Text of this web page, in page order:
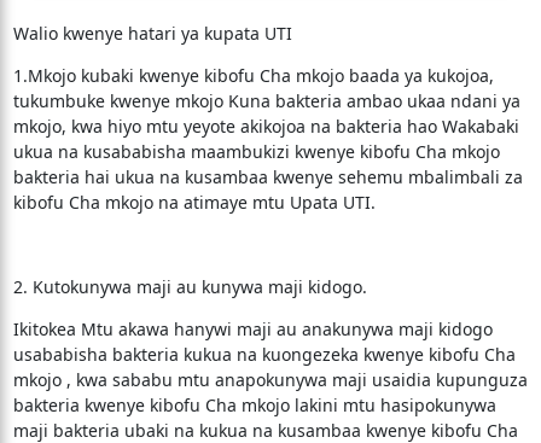
Walio kwenye hatari ya kupata UTI
1.Mkojo kubaki kwenye kibofu Cha mkojo baada ya kukojoa,
tukumbuke kwenye mkojo Kuna bakteria ambao ukaa ndani ya
mkojo, kwa hiyo mtu yeyote akikojoa na bakteria hao Wakabaki
ukua na kusababisha maambukizi kwenye kibofu Cha mkojo
bakteria hai ukua na kusambaa kwenye sehemu mbalimbali za
kibofu Cha mkojo na atimaye mtu Upata UTI.
2. Kutokunywa maji au kunywa maji kidogo.
Ikitokea Mtu akawa hanywi maji au anakunywa maji kidogo
usababisha bakteria kukua na kuongezeka kwenye kibofu Cha
mkojo , kwa sababu mtu anapokunywa maji usaidia kupunguza
bakteria kwenye kibofu Cha mkojo lakini mtu hasipokunywa
maji bakteria ubaki na kukua na kusambaa kwenye kibofu Cha